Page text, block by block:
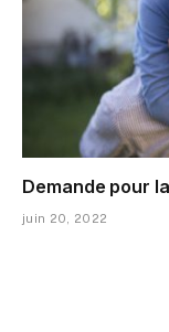
Demande pour
juin 20, 2022